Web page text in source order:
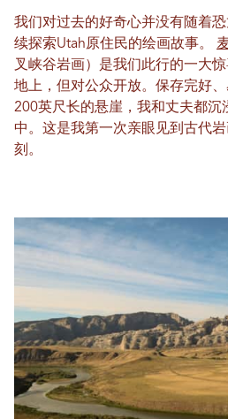
我们对过去的好奇心并没有随着
续探索Utah原住民的绘画故事。
叉峡谷岩画）是我们此行的一大
地上，但对公众开放。保存完好
200英尺长的悬崖，我和丈夫都沉
中。这是我第一次亲眼见到古代
刻。